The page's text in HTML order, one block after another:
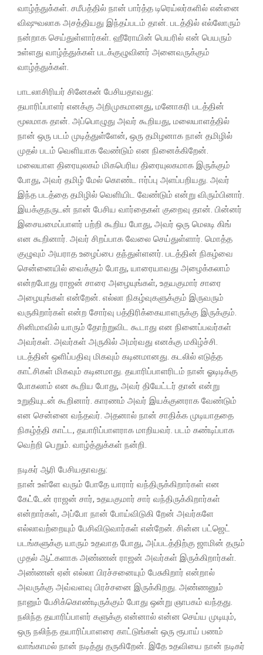
வாழ்த்துக்கள். சமீபத்தில் நான் பார்த்த டிரெய்லர்களில் என்னை
விஷுவலாக அசத்தியது இந்தப்படம் தான். படத்தில் எல்லோரும்
நன்றாக செய்துள்ளார்கள். ஹீரோயின் பெயரில் என் பெயரும்
உள்ளது வாழ்த்துக்கள் படக்குழுவினர் அனைவருக்கும்
வாழ்த்துக்கள்.
பாடலாசிரியர் சினேகன் பேசியதாவது:
தயாரிப்பாளர் எனக்கு அறிமுகமானது, மனோகரி படத்தின்
மூலமாக தான். அப்பொழுது அவர் கூறியது, மலையாளத்தில்
நான் ஒரு படம் முடித்துள்ளேன், ஒரு தமிழனாக நான் தமிழில்
முதல் படம் வெளியாக வேண்டும் என நினைக்கிறேன்.
மலையாள திரையுலகம் மிகபெரிய திரையுலகமாக இருக்கும்
போது, அவர் தமிழ் மேல் கொண்ட ஈர்ப்பு அளப்பறியது. அவர்
இந்த படத்தை தமிழில் வெளியிட வேண்டும் என்று விரும்பினார்.
இயக்குநருடன் நான் பேசிய வார்தைகள் குறைவு தான். பின்னர்
இசையமைப்பாளர் பற்றி கூறிய போது, அவர் ஒரு மெலடி கிங்
என கூறினார். அவர் சிறப்பாக வேலை செய்துள்ளார். மொத்த
குழுவும் அயராத உழைப்பை தந்துள்ளனர். படத்தின் நிகழ்வை
சென்னையில் வைக்கும் போது, யாரையாவது அழைக்கலாம்
என்றபோது ராஜன் சாரை அழையுங்கள், உதயகுமார் சாரை
அழையுங்கள் என்றேன். எல்லா நிகழ்வுகளுக்கும் இருவரும்
வருகிறார்கள் என்ற சோர்வு பத்திரிக்கையாளருக்கு இருக்கும்.
சினிமாவில் யாரும் தோற்றுவிட கூடாது என நினைப்பவர்கள்
அவர்கள். அவர்கள் அருகில் அமர்வது எனக்கு மகிழ்ச்சி.
படத்தின் ஒளிப்பதிவு மிகவும் கடினமானது. கடலில் எடுத்த
காட்சிகள் மிகவும் கடினமாது. தயாரிப்பாளரிடம் நான் ஓடிடிக்கு
போகலாம் என கூறிய போது, அவர் தியேட்டர் தான் என்று
உறுதியுடன் கூறினார். காரணம் அவர் இயக்குனராக வேண்டும்
என சென்னை வந்தவர். அதனால் நான் சாதிக்க முடியாததை
நிகழ்த்தி காட்ட, தயாரிப்பாளராக மாறியவர். படம் கண்டிப்பாக
வெற்றி பெறும். வாழ்த்துக்கள் நன்றி.
நடிகர் ஆரி பேசியதாவது:
நான் உள்ளே வரும் போதே யாரார் வந்திருக்கிறார்கள் என
கேட்டேன் ராஜன் சார், உதயகுமார் சார் வந்திருக்கிறார்கள்
என்றார்கள், அப்போ நான் போய்விடுகி றேன் அவர்களே
எல்லாவற்றையும் பேசிவிடுவார்கள் என்றேன். சின்ன பட்ஜெட்
படங்களுக்கு யாரும் உதவாத போது, அப்படத்திற்கு ஜாமின் தரும்
முதல் ஆட்களாக அண்ணன் ராஜன் அவர்கள் இருக்கிறார்கள்.
அண்ணன் ஏன் எல்லா பிரச்சனையும் பேசுகிறார் என்றால்
அவருக்கு அவ்வளவு பிரச்சனை இருக்கிறது. அண்ணனும்
நானும் பேசிக்கொண்டிருக்கும் போது ஒன்று ஞாபகம் வந்தது.
நலிந்த தயாரிப்பாளர் களுக்கு என்னால் என்ன செய்ய முடியும்,
ஒரு நலிந்த தயாரிப்பாளரை காட்டுங்கள் ஒரு ரூபாய் பணம்
வாங்காமல் நான் நடித்து தருகிறேன். இதே உதவியை நான் நடிகர்